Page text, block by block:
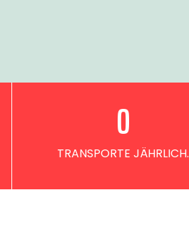
TRANSPORTE JÄHRLICH.
0